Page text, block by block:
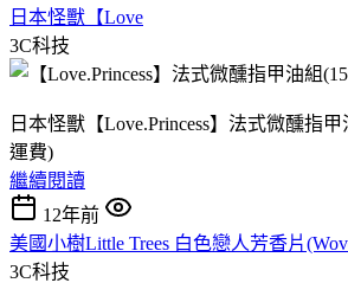
日本怪獸【Love
3C科技
日本怪獸【Love.Princess】法式微醺指
運費)
繼續閱讀
12年前
美國小樹Little Trees 白色戀人芳香片
3C科技